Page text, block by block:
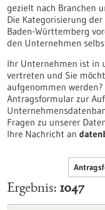
gezielt nach Branchen
Die Kategorisierung
Baden-Württemberg
den Unternehmen
Ihr Unternehmen ist in
vertreten und Sie
aufgenommen
Antragsformular zur
Fragen zu unserer
Ihre Nachricht an
Ergebnis 1047